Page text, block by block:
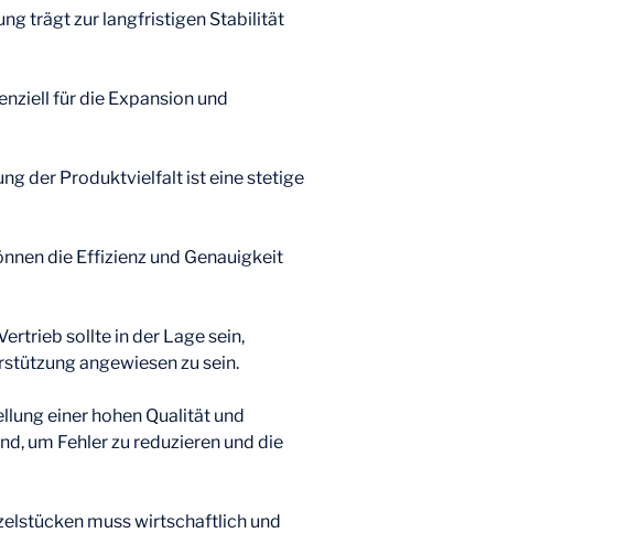
trägt zur langfristigen Stabilität
für die Expansion und
der Produktvielfalt ist eine stetige
die Effizienz und Genauigkeit
sollte in der Lage sein,
angewiesen zu sein.
einer hohen Qualität und
um Fehler zu reduzieren und die
muss wirtschaftlich und